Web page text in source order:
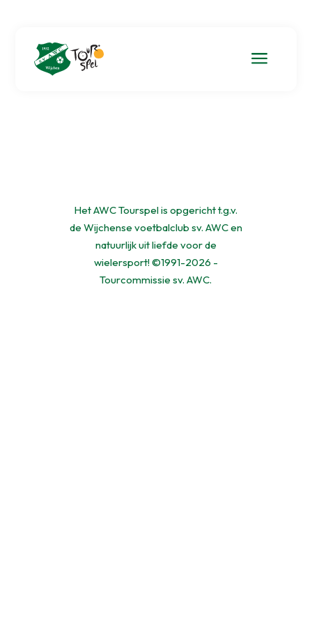
a
Het AWC Tourspel is opgericht t.g.v.
de Wijchense voetbalclub sv. AWC en
natuurlijk uit liefde voor de
wielersport! ©1991-2026 -
Tourcommissie sv. AWC.